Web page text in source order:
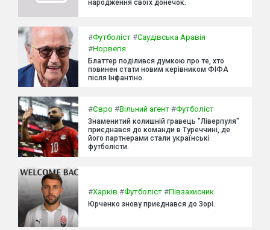
народження своїх донечок.
#Футболіст #Саудівська Аравія
#Норвегія
Блаттер поділився думкою про те, хто
повинен стати новим керівником ФІФА
після Інфантіно.
#Євро #Вільний агент #Футболіст
Знаменитий колишній гравець "Ліверпуля"
приєднався до команди в Туреччині, де
його партнерами стали українські
футболісти.
#Харків #Футболіст #Півзахисник
Юрченко знову приєднався до Зорі.